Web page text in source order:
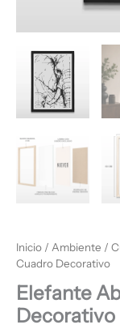
Inicio / Ambiente /
Cuadro Decorativo
Elefante
Decorativo